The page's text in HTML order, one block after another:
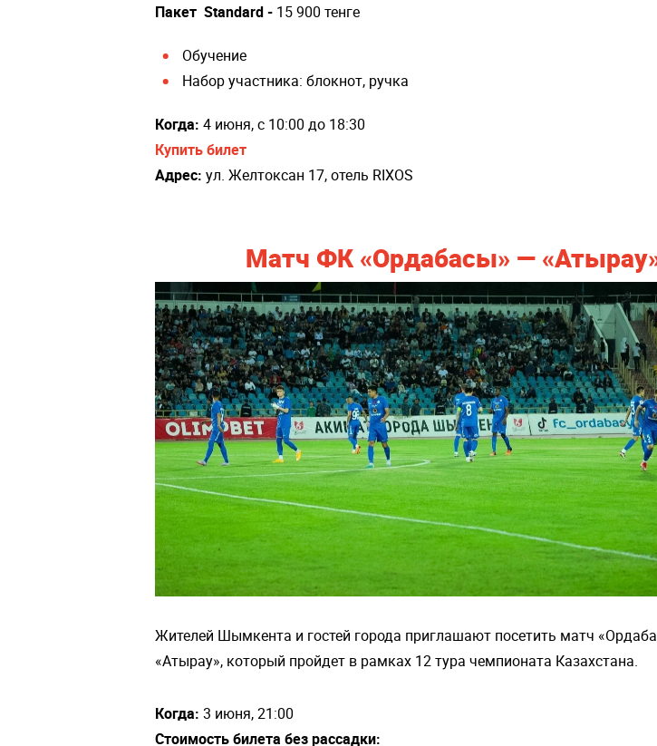
Пакет Standard - 15 900 тенге
Обучение
Набор участника: блокнот, ручка
Когда: 4 июня, с 10:00 до 18:30
Купить билет
Адрес: ул. Желтоксан 17, отель RIXOS
Матч ФК «Ордабасы» —
Жителей Шымкента и гостей города приглашают посетить матч
«Атырау», который пройдет в рамках 12 тура чемпионата Казахстана.
Когда: 3 июня, 21:00
Стоимость билета без рассадки: